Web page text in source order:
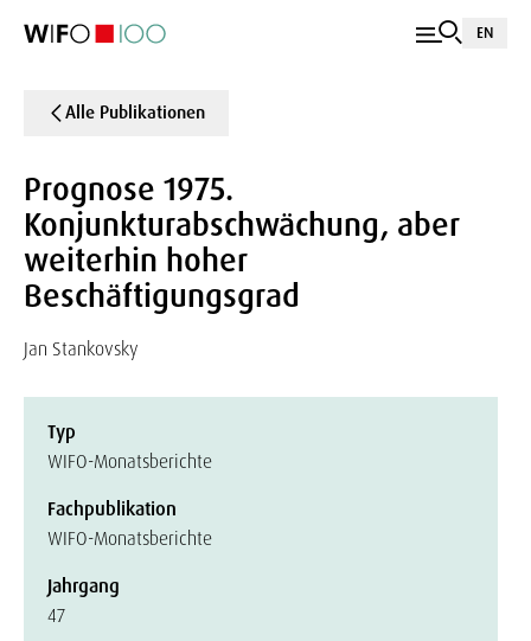
EN
Alle Publikationen
Prognose 1975.
Konjunkturabschwächung, aber
weiterhin hoher
Beschäftigungsgrad
Jan Stankovsky
Typ
WIFO-Monatsberichte
Fachpublikation
WIFO-Monatsberichte
Jahrgang
47